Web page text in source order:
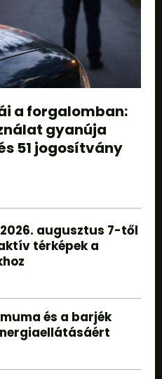
a forgalomban:
gyanúja
51 jogosítvány
augusztus 7-től
térképek a
és a barjék